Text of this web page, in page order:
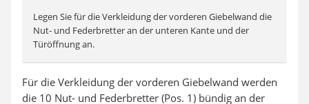
Legen Sie für die Verkleidung der vorderen Giebelwand die
Nut- und Federbretter an der unteren Kante und der
Türöffnung an.
Für die Verkleidung der vorderen Giebelwand werden
die 10 Nut- und Federbretter (Pos. 1) bündig an der